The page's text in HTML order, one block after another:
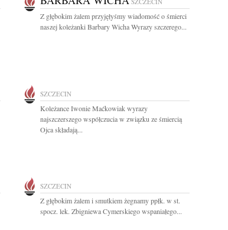
Z głębokim żalem przyjęłyśmy wiadomość o śmierci
naszej koleżanki Barbary Wicha Wyrazy szczerego...
SZCZECIN
Koleżance Iwonie Maćkowiak wyrazy
najszczerszego współczucia w związku ze śmiercią
Ojca składają...
SZCZECIN
Z głębokim żalem i smutkiem żegnamy ppłk. w st.
spocz. lek. Zbigniewa Cymerskiego wspaniałego...